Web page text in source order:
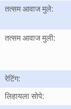
तत्सम आवाज मुले:
तत्सम आवाज मुली:
रेटिंग:
लिहायला सोपे: